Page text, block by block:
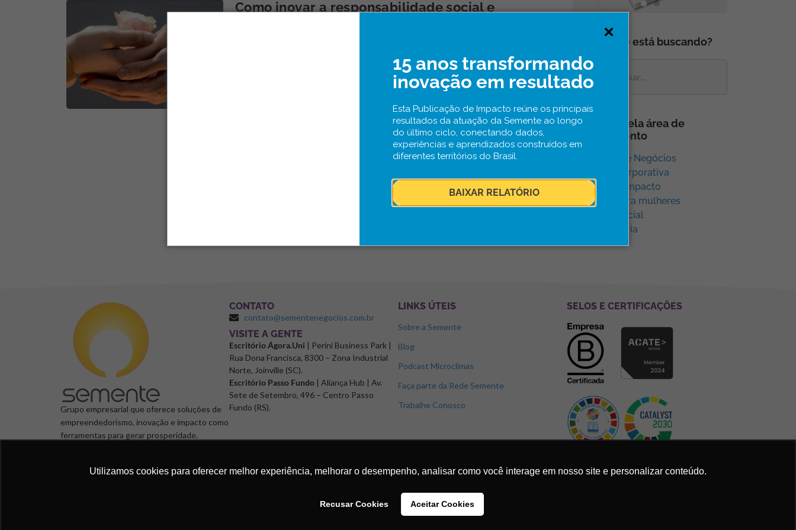
15 anos transformando
inovação em resultado
Esta Publicação de Impacto reúne os principais
resultados da atuação da Semente ao longo
do último ciclo, conectando dados,
experiências e aprendizados construídos em
diferentes territórios do Brasil.
BAIXAR RELATÓRIO
Utilizamos cookies para oferecer melhor experiência, melhorar o desempenho, analisar como você interage em nosso site e personalizar conteúdo.
Recusar Cookies Aceitar Cookies
Como inovar a responsabilidade social e
O papel das empresas mudou. O impacto de suas atividades é mais amplo, o que
requer uma revisão sobre o conceito de responsabilidade social e ambiental.
O que você está buscando?
Navegue pela área de
conhecimento
Aceleração e Negócios
Inovação Corporativa
Inovação e Impacto
Inovação para mulheres
Inovação Social
Sem categoria
Grupo empresarial que oferece soluções de
empreendedorismo, inovação e impacto como
ferramentas para gerar prosperidade.
CONTATO
contato@sementenegocios.com.br
⁠VISITE A GENTE
Escritório Ágora.Uni | Perini Business Park |
Rua Dona Francisca, 8300 – Zona Industrial
Norte, Joinville (SC).
Escritório Passo Fundo | Aliança Hub | Av.
Sete de Setembro, 496 – Centro Passo
Fundo (RS).
LINKS ÚTEIS
Sobre a Semente
Blog
Podcast Microclimas
Faça parte da Rede Semente
Trabalhe Conosco
SELOS E CERTIFICAÇÕES